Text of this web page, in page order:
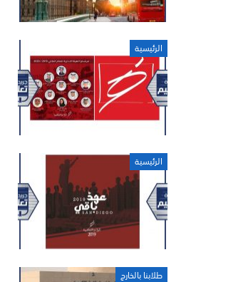
الرئيسية
الرئيسية
طلابنا بالخارج